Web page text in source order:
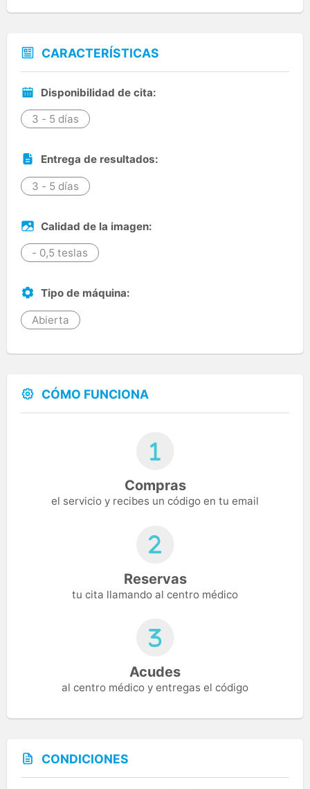
CARACTERÍSTICAS
Disponibilidad de cita:
3 - 5 días
Entrega de resultados:
3 - 5 días
Calidad de la imagen:
- 0,5 teslas
Tipo de máquina:
Abierta
CÓMO FUNCIONA
Compras
el servicio y recibes un código en tu email
Reservas
tu cita llamando al centro médico
Acudes
al centro médico y entregas el código
CONDICIONES